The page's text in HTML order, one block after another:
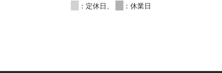
：定休日、 ：休業日